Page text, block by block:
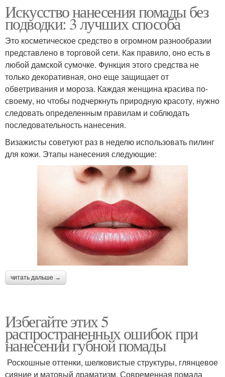
Искусство нанесения помады без
подводки: 3 лучших способа
Это косметическое средство в огромном разнообразии
представлено в торговой сети. Как правило, оно есть в
любой дамской сумочке. Функция этого средства не
только декоративная, оно еще защищает от
обветривания и мороза. Каждая женщина красива по-
своему, но чтобы подчеркнуть природную красоту, нужно
следовать определенным правилам и соблюдать
последовательность нанесения.
Визажисты советуют раз в неделю использовать пилинг
для кожи. Этапы нанесения следующие:
читать дальше →
Избегайте этих 5
распространенных ошибок при
нанесении губной помады
Роскошные оттенки, шелковистые структуры, глянцевое
сияние и матовый драматизм. Современная помада